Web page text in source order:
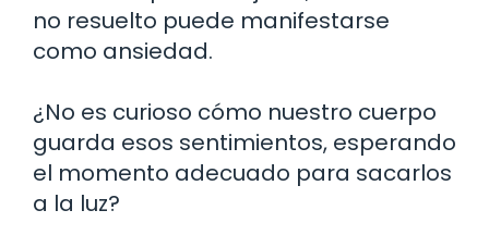
no resuelto puede manifestarse
como ansiedad.
¿No es curioso cómo nuestro cuerpo
guarda esos sentimientos, esperando
el momento adecuado para sacarlos
a la luz?